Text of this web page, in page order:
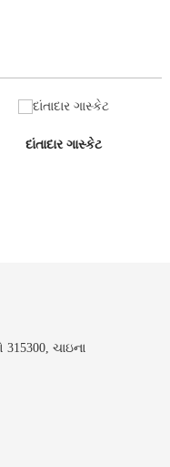
દાંતાદાર ગાસ્કેટ
315300, ચાઇના